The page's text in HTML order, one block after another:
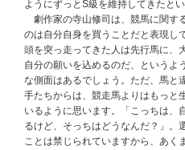
ようにずっとS級を維持してきたとい
劇作家の寺山修司は、競馬に関す
のは自分自身を買うことだと表現し
頭を突っ走ってきた人は先行馬に、
自分の願いを込めるのだ、というよ
な側面はあるでしょう。ただ、馬と
手たちからは、競走馬よりはもっと
いるように思います。「こっちは、
るけど、そっちはどうなんだ？」。
ことは禁じられていますから、あく